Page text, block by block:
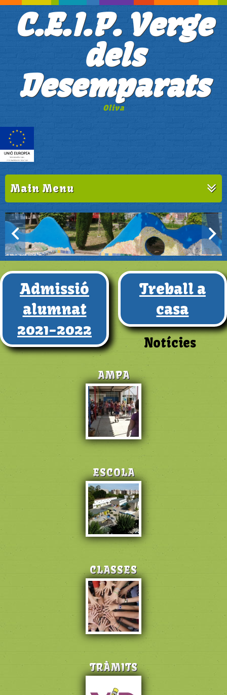
C.E.I.P. Verge
dels
Desemparats
Oliva
Main Menu
Admissió
alumnat
2021-2022
Treball a
casa
Notícies
AMPA
ESCOLA
CLASSES
TRÀMITS